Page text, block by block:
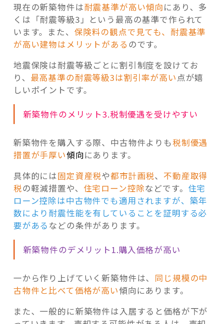
現在の新築物件は耐震基準が高い傾向にあり、多
くは「耐震等級3」という最高の基準で作られて
います。また、 保険料の観点で見ても、耐震基準
が高い建物はメリットがある のです。
地震保険は耐震等級ごとに割引制度を設けてお
り、 最高基準の耐震等級3は割引率が高い 点が嬉
しいポイントです。
新築物件のメリット3.税制優遇を受けやすい
新築物件を購入する際、中古物件よりも税制優遇
措置が手厚い傾向にあります。
具体的には固定資産税や都市計画税、不動産取得
税の軽減措置や、 住宅ローン控除などです。 住宅
ローン控除は中古物件でも適用されますが、築年
数により耐震性能を有していることを証明する必
要がある などの条件があります。
新築物件のデメリット1.購入価格が高い
一から作り上げていく新築物件は、 同じ規模の中
古物件と比べて価格が高い傾向にあります。
また、一般的に新築物件は入居すると価格が下が